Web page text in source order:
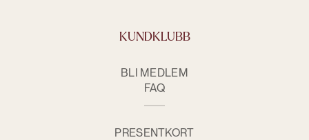
KUNDKLUBB
BLI MEDLEM
FAQ
PRESENTKORT